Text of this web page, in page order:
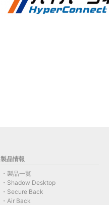
製品情報
製品一覧
Shadow Desktop
Secure Back
Air Back